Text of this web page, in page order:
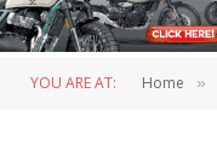
YOU ARE AT: Home »